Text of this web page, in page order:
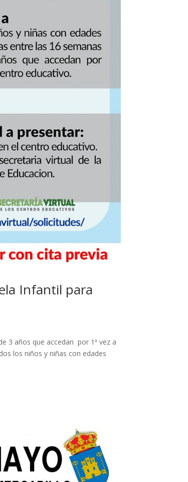
Infantil para
3 años que accedan por 1ª vez a
los niños y niñas con edades